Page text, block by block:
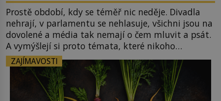
Prostě období, kdy se téměř nic neděje. Divadla
nehrají, v parlamentu se nehlasuje, všichni jsou na
dovolené a média tak nemají o čem mluvit a psát.
A vymýšlejí si proto témata, které nikoho
nezajímají. Proč je však ona letní doba spojovaná
zrovna s okurkami? Okurkovou sezónu známe už
od poloviny 19. století, ovšem jako Češi […]
ZAJÍMAVOSTI